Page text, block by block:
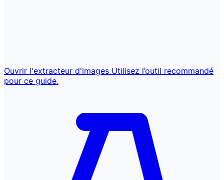
Ouvrir l'extracteur d'images Utilisez l’outil recommandé
pour ce guide.